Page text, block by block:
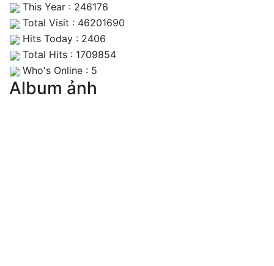
This Year : 246176
Total Visit : 46201690
Hits Today : 2406
Total Hits : 1709854
Who's Online : 5
Album ảnh